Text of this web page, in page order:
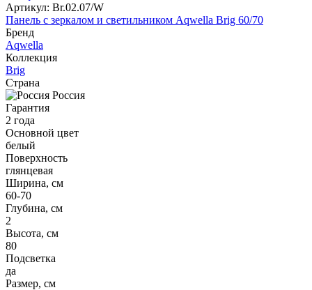
Артикул: Br.02.07/W
Панель с зеркалом и светильником Aqwella Brig 60/70
Бренд
Aqwella
Коллекция
Brig
Страна
Россия
Гарантия
2 года
Основной цвет
белый
Поверхность
глянцевая
Ширина, см
60-70
Глубина, см
2
Высота, см
80
Подсветка
да
Размер, см